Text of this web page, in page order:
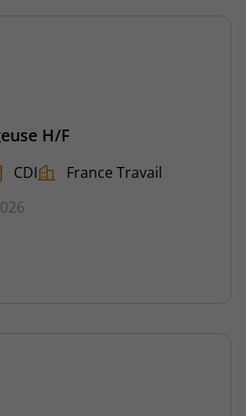
H/F
CDI
France Travail